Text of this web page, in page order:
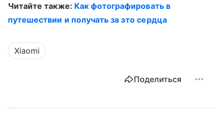
Читайте также: Как фотографировать в
путешествии и получать за это сердца
Xiaomi
Поделиться